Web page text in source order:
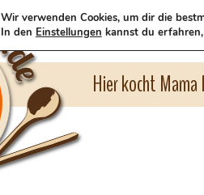
Hier kocht
Wir verwenden Cookies, um dir die
In den Einstellungen kannst du